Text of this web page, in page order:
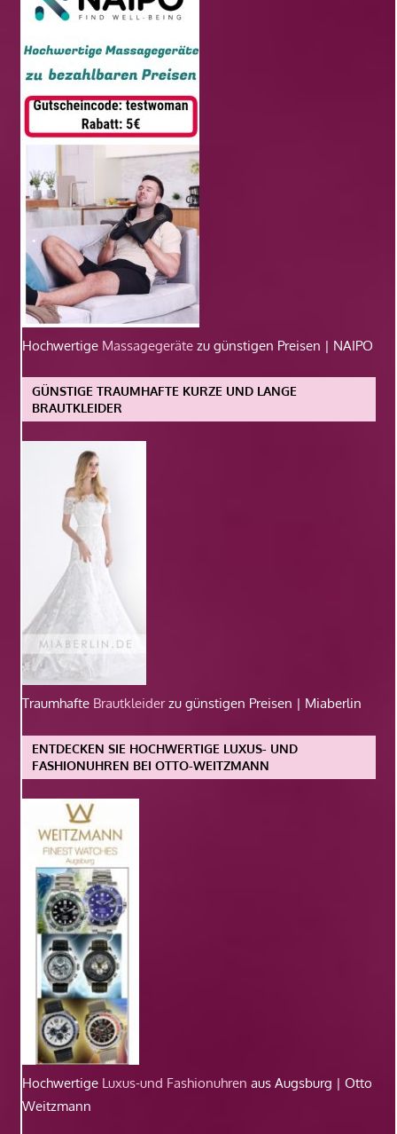
Hochwertige Massagegeräte zu günstigen Preisen | NAIPO
GÜNSTIGE TRAUMHAFTE KURZE UND LANGE
BRAUTKLEIDER
Traumhafte Brautkleiderzu günstigen Preisen | Miaberlin
ENTDECKEN SIE HOCHWERTIGE LUXUS- UND
FASHIONUHREN BEI OTTO-WEITZMANN
Hochwertige Luxus-und Fashionuhren aus Augsburg | Otto
Weitzmann